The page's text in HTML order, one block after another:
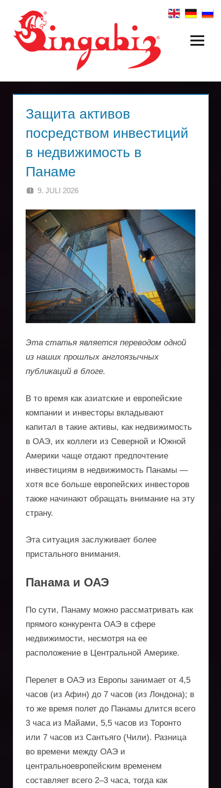
Inhalt
springen
Создание
глобальных
компаний
холдинговых
структур
Singabiz®
Международные
услуги
регистрации
компаний,
получению
вида
защита
активов,
оптимизации
поездок
Menü
Защита активов
посредством инвестиций
в недвижимость в
Панаме
9. JULI 2026
Эта статья является переводом одной
из наших прошлых англоязычных
публикаций в блоге.
В то время как азиатские и европейские
компании и инвесторы вкладывают
капитал в такие активы, как недвижимость
в ОАЭ, их коллеги из Северной и Южной
Америки чаще отдают предпочтение
инвестициям в недвижимость Панамы —
хотя все больше европейских инвесторов
также начинают обращать внимание на эту
страну.
Эта ситуация заслуживает более
пристального внимания.
Панама и ОАЭ
По сути, Панаму можно рассматривать как
прямого конкурента ОАЭ в сфере
недвижимости, несмотря на ее
расположение в Центральной Америке.
Перелет в ОАЭ из Европы занимает от 4,5
часов (из Афин) до 7 часов (из Лондона); в
то же время полет до Панамы длится всего
3 часа из Майами, 5,5 часов из Торонто
или 7 часов из Сантьяго (Чили). Разница
во времени между ОАЭ и
центральноевропейским временем
составляет всего 2–3 часа, тогда как